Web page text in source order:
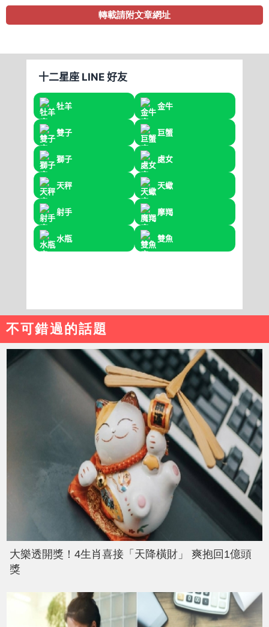
轉載請附文章網址
不可錯過的話題
大樂透開獎！4生肖喜接「天降橫財」 爽抱回1億頭
獎